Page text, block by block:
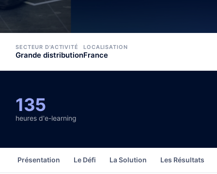
SECTEUR D'ACTIVITÉ
Grande distribution
LOCALISATION
France
135
heures d'e-learning
Présentation Le Défi La Solution Les Résultats